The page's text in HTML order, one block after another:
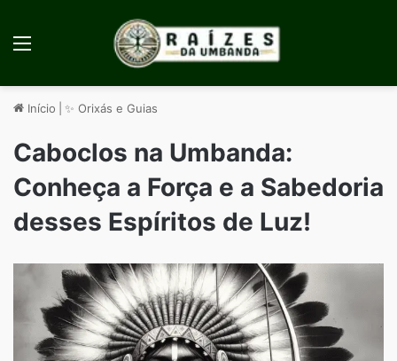
Menu
Início ✨ Orixás e Guias
Caboclos na Umbanda:
Conheça a Força e a Sabedoria
desses Espíritos de Luz!